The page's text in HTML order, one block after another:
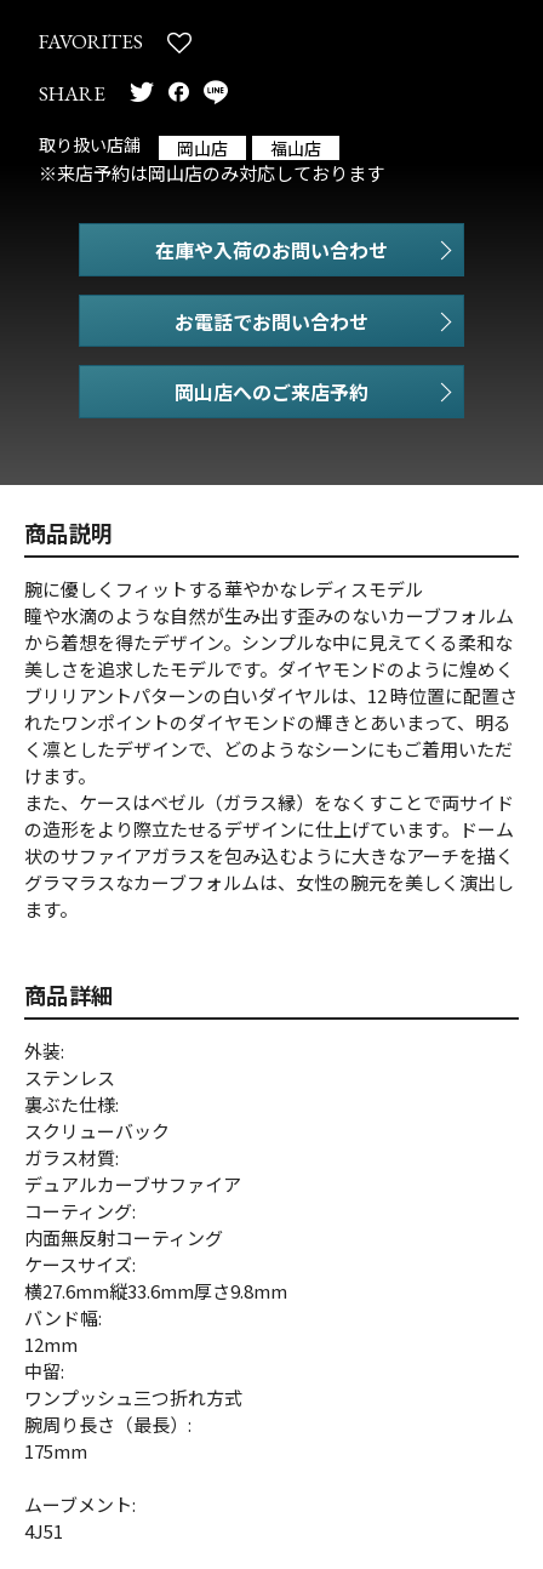
FAVORITES
SHARE
取り扱い店舗 岡山店 福山店
※来店予約は岡山店のみ対応しております
在庫や入荷のお問い合わせ
お電話でお問い合わせ
商品説明
腕に優しくフィットする華やかなレディスモデル
瞳や水滴のような自然が生み出す歪みのないカーブフォルム
から着想を得たデザイン。シンプルな中に見えてくる柔和な
美しさを追求したモデルです。ダイヤモンドのように煌めく
ブリリアントパターンの白いダイヤルは、12 時位置に配置さ
れたワンポイントのダイヤモンドの輝きとあいまって、明る
く凛としたデザインで、どのようなシーンにもご着用いただ
けます。
また、ケースはベゼル（ガラス縁）をなくすことで両サイド
の造形をより際立たせるデザインに仕上げています。ドーム
状のサファイアガラスを包み込むように大きなアーチを描く
グラマラスなカーブフォルムは、女性の腕元を美しく演出し
ます。
商品詳細
外装:
ステンレス
裏ぶた仕様:
スクリューバック
ガラス材質:
デュアルカーブサファイア
コーティング:
内面無反射コーティング
ケースサイズ:
横27.6mm縦33.6mm厚さ9.8mm
バンド幅:
12mm
中留:
ワンプッシュ三つ折れ方式
腕周り長さ（最長）:
175mm
ムーブメント:
4J51